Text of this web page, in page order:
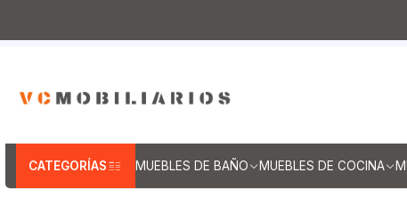
CATEGORÍAS MUEBLES DE BAÑO MUEBLES DE COCINA
Mueble